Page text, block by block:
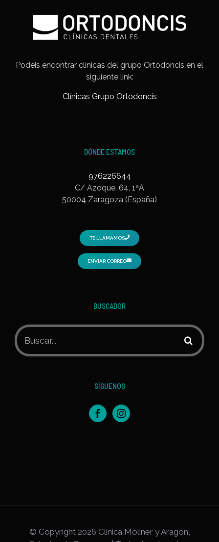
Podéis encontrar clínicas del grupo Ortodoncis en el
siguiente link:
Clínicas Grupo Ortodoncis
DÓNDE ESTAMOS
976226644
C/ Azoque, 64, 1ªA
50004 Zaragoza (España)
TE LLAMAMOS
ENVIAR CORREO
BUSCADOR
Buscar:
SÍGUENOS
© Copyright 2026 Clínica Moliner y Aragón,